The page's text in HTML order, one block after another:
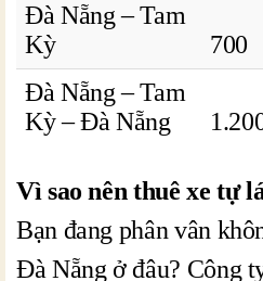
Đà Nẵng – Tam
Kỳ
700
Đà Nẵng – Tam
Kỳ – Đà Nẵng
Vì sao nên thuê xe tự
Bạn đang phân vân
Đà Nẵng ở đâu? Công